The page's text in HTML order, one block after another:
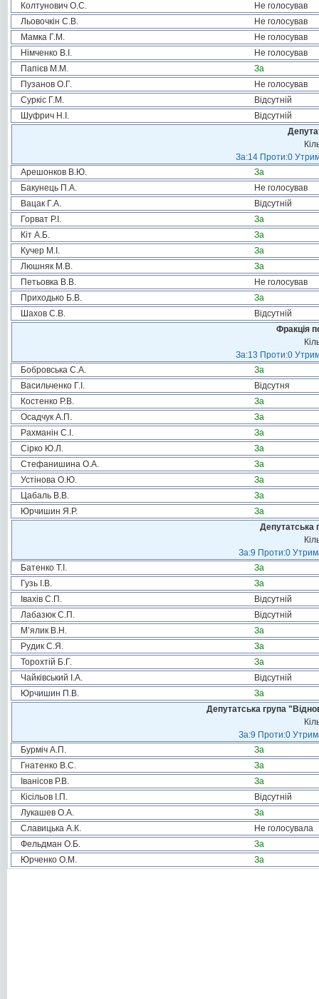
Колтунович О.С.
Не голосував
Льовочкін С.В.
Не голосував
Мамка Г.М.
Не голосував
Німченко В.І.
Не голосував
Папієв М.М.
За
Пузанов О.Г.
Не голосував
Суркіс Г.М.
Відсутній
Шуфрич Н.І.
Відсутній
За:14 Проти:0
Арешонков В.Ю.
За
Бакунець П.А.
Не голосував
Вацак Г.А.
Відсутній
Горват Р.І.
За
Кіт А.Б.
За
Кучер М.І.
За
Люшняк М.В.
За
Петьовка В.В.
Не голосував
Приходько Б.В.
За
Шахов С.В.
Відсутній
Фракція
За:13 Проти:0
Бобровська С.А.
За
Васильченко Г.І.
Відсутня
Костенко Р.В.
За
Осадчук А.П.
За
Рахманін С.І.
За
Сірко Ю.Л.
За
Стефанишина О.А.
За
Устінова О.Ю.
За
Цабаль В.В.
За
Юрчишин Я.Р.
За
Депутатська
За:9 Проти:0
Батенко Т.І.
За
Гузь І.В.
За
Івахів С.П.
Відсутній
Лабазюк С.П.
Відсутній
М’ялик В.Н.
За
Рудик С.Я.
За
Торохтій Б.Г.
За
Чайківський І.А.
Відсутній
Юрчишин П.В.
За
Депутатська група
За:9 Проти:0
Бурміч А.П.
За
Гнатенко В.С.
За
Іванісов Р.В.
За
Кісільов І.П.
Відсутній
Лукашев О.А.
За
Славицька А.К.
Не голосувала
Фельдман О.Б.
За
Юрченко О.М.
За